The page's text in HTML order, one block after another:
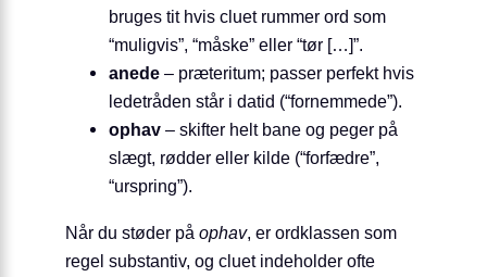
bruges tit hvis cluet rummer ord som
“muligvis”, “måske” eller “tør […]”.
anede – præteritum; passer perfekt hvis
ledetråden står i datid (“fornemmede”).
ophav – skifter helt bane og peger på
slægt, rødder eller kilde (“forfædre”,
“urspring”).
Når du støder på ophav, er ordklassen som
regel substantiv, og cluet indeholder ofte